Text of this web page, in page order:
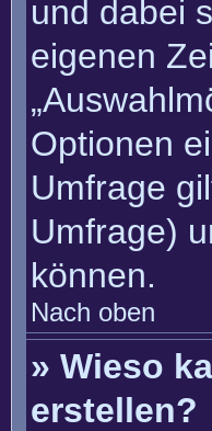
und dabei
eigenen
Optionen
Umfrage
Umfrage)
können.
Nach oben
» Wieso
erstellen?